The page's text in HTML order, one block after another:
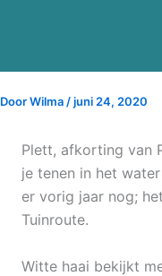
DoorWilma /juni 24, 2020
Plett, afkorting van
je tenen in het
er vorig jaar nog;
Tuinroute.
Witte haai bekijkt